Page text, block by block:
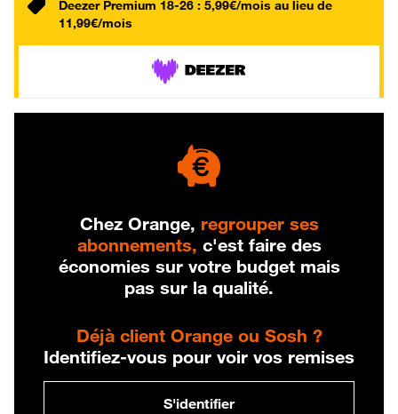
Deezer Premium 18-26 : 5,99€/mois au lieu de
11,99€/mois
Chez Orange, regrouper ses
abonnements, c'est faire des
économies sur votre budget mais
pas sur la qualité.
Déjà client Orange ou Sosh ?
Identifiez-vous pour voir vos remises
S'identifier